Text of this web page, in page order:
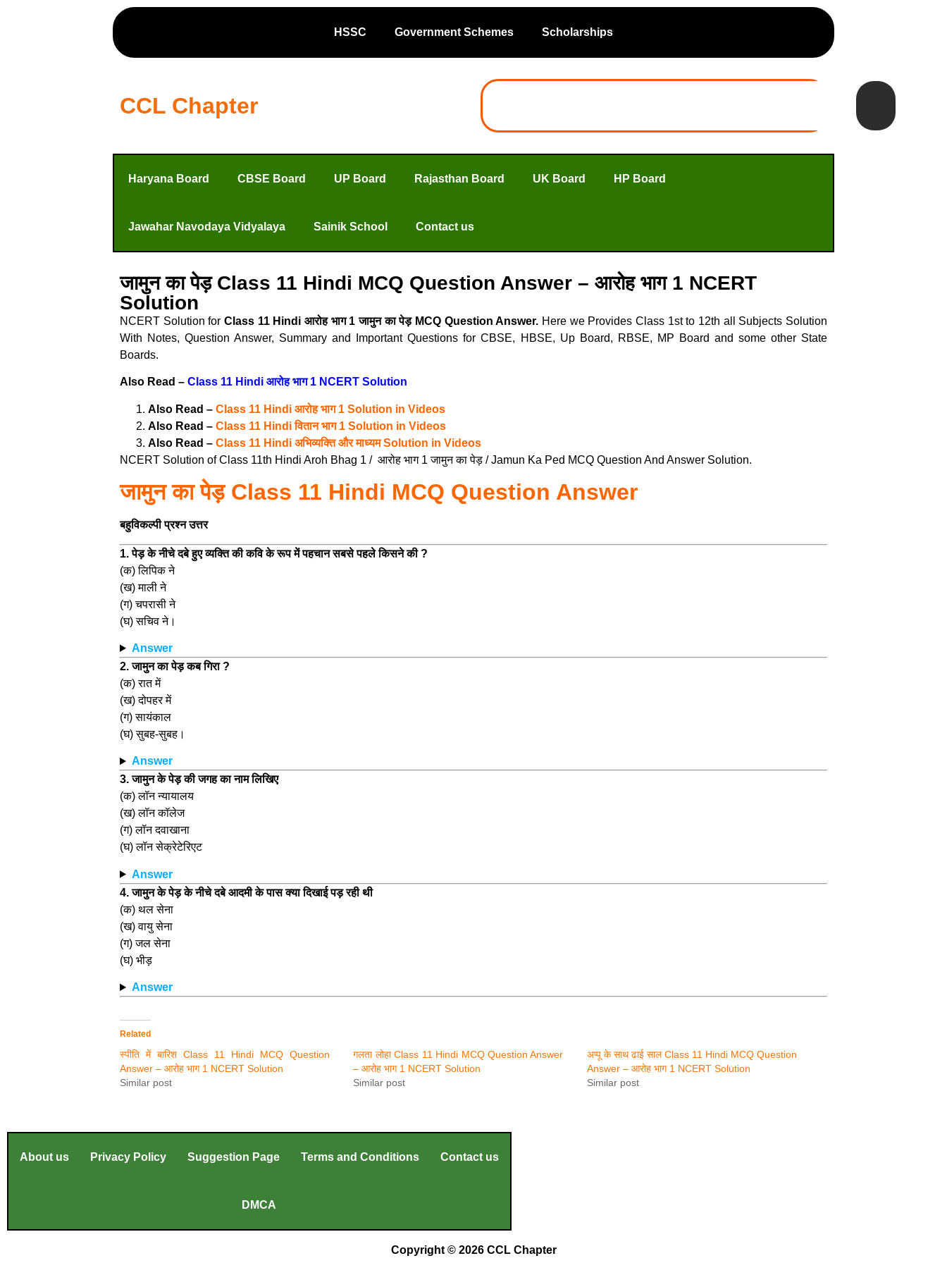
HSSC Government Schemes Scholarships
CCL Chapter
Haryana Board CBSE Board UP Board Rajasthan Board UK Board HP Board
Jawahar Navodaya Vidyalaya Sainik School Contact us
जामुन का पेड़ Class 11 Hindi MCQ Question Answer – आरोह भाग 1 NCERT
Solution
NCERT Solution for Class 11 Hindi आरोह भाग 1 जामुन का पेड़ MCQ Question Answer. Here we Provides Class 1st to 12th all Subjects Solution
With Notes, Question Answer, Summary and Important Questions for CBSE, HBSE, Up Board, RBSE, MP Board and some other State
Boards.
Also Read – Class 11 Hindi आरोह भाग 1 NCERT Solution
Also Read – Class 11 Hindi आरोह भाग 1 Solution in Videos
Also Read – Class 11 Hindi वितान भाग 1 Solution in Videos
Also Read – Class 11 Hindi अभिव्यक्ति और माध्यम Solution in Videos
NCERT Solution of Class 11th Hindi Aroh Bhag 1 / आरोह भाग 1 जामुन का पेड़ / Jamun Ka Ped MCQ Question And Answer Solution.
जामुन का पेड़ Class 11 Hindi MCQ Question Answer
बहुविकल्पी प्रश्न उत्तर
1. पेड़ के नीचे दबे हुए व्यक्ति की कवि के रूप में पहचान सबसे पहले किसने की ?
(क) लिपिक ने
(ख) माली ने
(ग) चपरासी ने
(घ) सचिव ने।
Answer
2. जामुन का पेड़ कब गिरा ?
(क) रात में
(ख) दोपहर में
(ग) सायंकाल
(घ) सुबह-सुबह।
Answer
3. जामुन के पेड़ की जगह का नाम लिखिए
(क) लॉन न्यायालय
(ख) लॉन कॉलेज
(ग) लॉन दवाखाना
(घ) लॉन सेक्रेटेरिएट
Answer
4. जामुन के पेड़ के नीचे दबे आदमी के पास क्या दिखाई पड़ रही थी
(क) थल सेना
(ख) वायु सेना
(ग) जल सेना
(घ) भीड़
Answer
Related
स्पीति में बारिश Class 11 Hindi MCQ Question
Answer – आरोह भाग 1 NCERT Solution
Similar post
गलता लोहा Class 11 Hindi MCQ Question Answer
– आरोह भाग 1 NCERT Solution
Similar post
अप्पू के साथ ढाई साल Class 11 Hindi MCQ Question
Answer – आरोह भाग 1 NCERT Solution
Similar post
About us Privacy Policy Suggestion Page Terms and Conditions Contact us
DMCA
Copyright © 2026 CCL Chapter